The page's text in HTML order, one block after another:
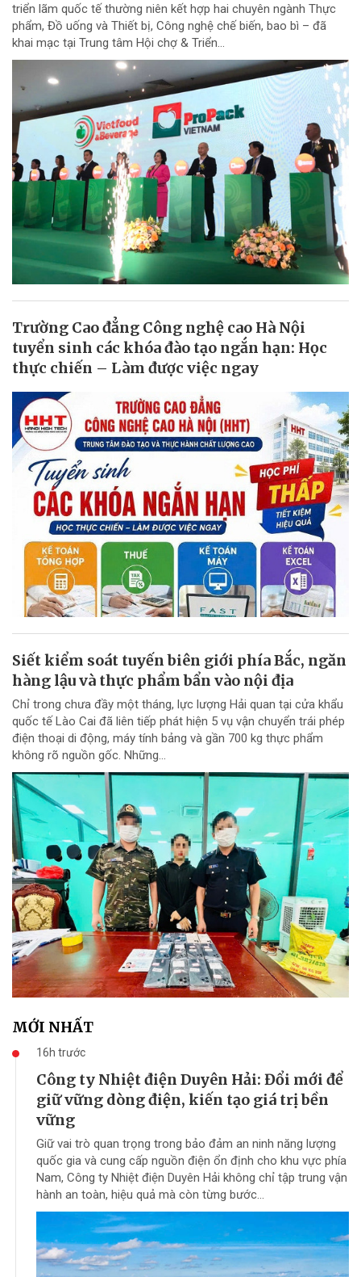
triển lãm quốc tế thường niên kết hợp hai chuyên ngành Thực
phẩm, Đồ uống và Thiết bị, Công nghệ chế biến, bao bì – đã
khai mạc tại Trung tâm Hội chợ & Triển...
Trường Cao đẳng Công nghệ cao Hà Nội
tuyển sinh các khóa đào tạo ngắn hạn: Học
thực chiến – Làm được việc ngay
Siết kiểm soát tuyến biên giới phía Bắc, ngăn
hàng lậu và thực phẩm bẩn vào nội địa
Chỉ trong chưa đầy một tháng, lực lượng Hải quan tại cửa khẩu
quốc tế Lào Cai đã liên tiếp phát hiện 5 vụ vận chuyển trái phép
điện thoại di động, máy tính bảng và gần 700 kg thực phẩm
không rõ nguồn gốc. Những...
MỚI NHẤT
16h trước
Công ty Nhiệt điện Duyên Hải: Đổi mới để
giữ vững dòng điện, kiến tạo giá trị bền
vững
Giữ vai trò quan trọng trong bảo đảm an ninh năng lượng
quốc gia và cung cấp nguồn điện ổn định cho khu vực phía
Nam, Công ty Nhiệt điện Duyên Hải không chỉ tập trung vận
hành an toàn, hiệu quả mà còn từng bước...